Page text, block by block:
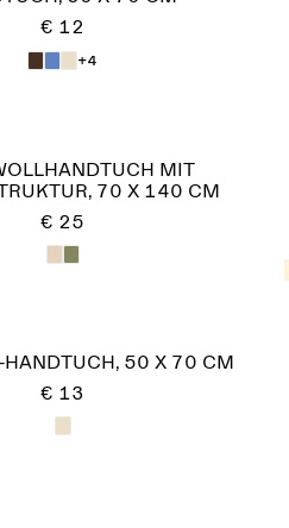
€ 12
+4
MIT
70 X 140 CM
€ 25
50 X 70 CM
€ 13